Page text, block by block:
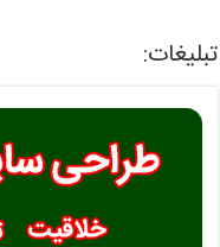
تبلیغات: